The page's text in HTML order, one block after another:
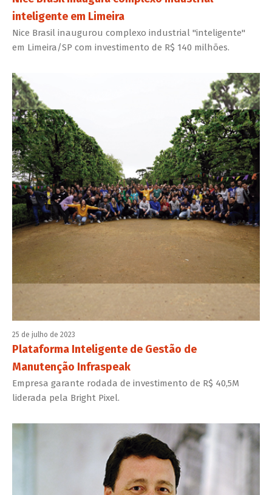
inteligente em Limeira
Nice Brasil inaugurou complexo industrial "inteligente"
em Limeira/SP com investimento de R$ 140 milhões.
25 de julho de 2023
Plataforma Inteligente de Gestão de
Manutenção Infraspeak
Empresa garante rodada de investimento de R$ 40,5M
liderada pela Bright Pixel.